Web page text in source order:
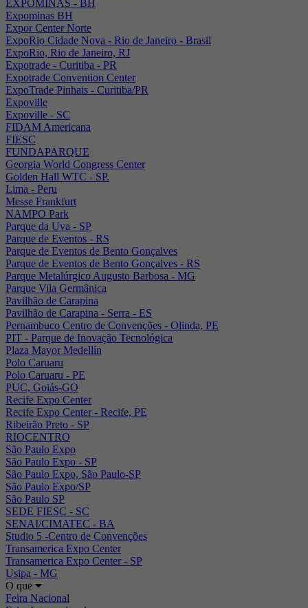
EXPOMINAS - BH
Expominas BH
Expor Center Norte
ExpoRio Cidade Nova - Rio de Janeiro - Brasil
ExpoRio, Rio de Janeiro, RJ
Expotrade - Curitiba - PR
Expotrade Convention Center
ExpoTrade Pinhais - Curitiba/PR
Expoville
Expoville - SC
FIDAM Americana
FIESC
FUNDAPARQUE
Georgia World Congress Center
Golden Hall WTC - SP.
Lima - Peru
Messe Frankfurt
NAMPO Park
Parque da Uva - SP
Parque de Eventos - RS
Parque de Eventos de Bento Gonçalves
Parque de Eventos de Bento Gonçalves - RS
Parque Metalúrgico Augusto Barbosa - MG
Parque Vila Germânica
Pavilhão de Carapina
Pavilhão de Carapina - Serra - ES
Pernambuco Centro de Convenções - Olinda, PE
PIT - Parque de Inovação Tecnológica
Plaza Mayor Medellín
Polo Caruaru
Polo Caruaru - PE
PUC, Goiás-GO
Recife Expo Center
Recife Expo Center - Recife, PE
Ribeirão Preto - SP
RIOCENTRO
São Paulo Expo
São Paulo Expo - SP
São Paulo Expo, São Paulo-SP
São Paulo Expo/SP
São Paulo SP
SEDE FIESC - SC
SENAI/CIMATEC - BA
Studio 5 -Centro de Convenções
Transamerica Expo Center
Transamerica Expo Center - SP
Usipa - MG
O que
Feira Nacional